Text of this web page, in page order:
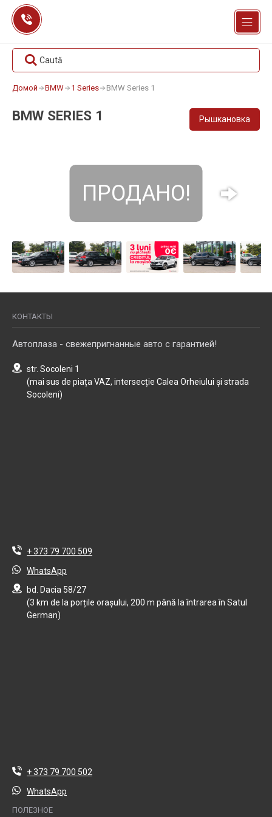
Перейти
содержанию
Caută
Домой BMW 1 Series BMW Series 1
BMW SERIES 1 Рышкановка
ПРОДАНО!
КОНТАКТЫ
Автоплаза - свежепригнанные авто с гарантией!
str. Socoleni 1
(mai sus de piața VAZ, intersecție Calea Orheiului și strada
Socoleni)
+ 373 79 700 509
WhatsApp
bd. Dacia 58/27
(3 km de la porțile orașului, 200 m până la întrarea în Satul
German)
+ 373 79 700 502
WhatsApp
ПОЛЕЗНОЕ